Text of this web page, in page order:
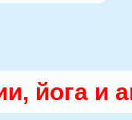
йога и